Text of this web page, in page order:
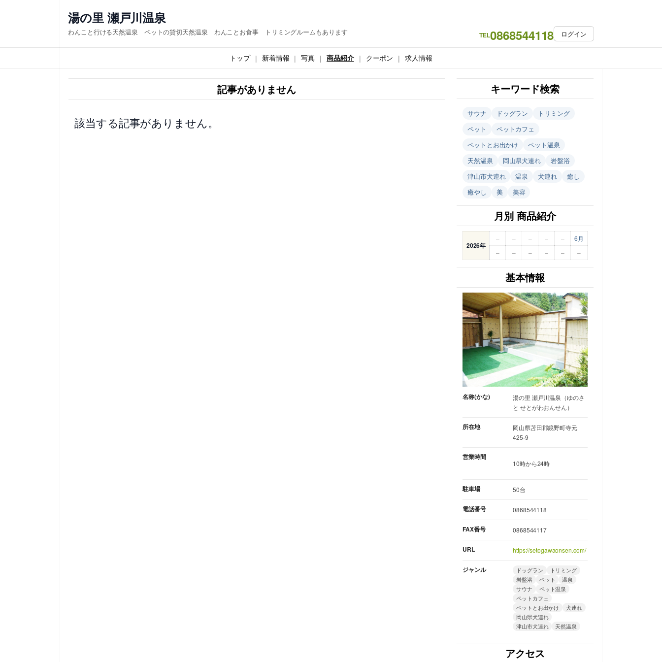
ス
キ
湯の里 瀬戸川温泉
わんこと行ける天然温泉 ペットの貸切天然温泉 わんことお食事 トリミングルームもあります TEL0868544118 ログイン
トップ 新着情報 写真 商品紹介 クーポン 求人情報
記事がありません
該当する記事がありません。
キーワード検索
サウナ ドッグラン
トリミング
ペット
ペットカフェ
ペットとお出かけ
ペット温泉
天然温泉
岡山県犬連れ
岩盤浴
津山市犬連れ
温泉 犬連れ
癒し
癒やし
美 美容
月別 商品紹介
2026年
– – – – –
6月
–
– – – – –
基本情報
名称(かな)
湯の里 瀬戸川温泉（ゆのさ
と せとがわおんせん）
所在地
岡山県苫田郡鏡野町寺元
425-9
営業時間
10時から24時
駐車場 50台
電話番号 0868544118
FAX番号 0868544117
URL https://setogawaonsen.com/
ジャンル ドッグラン
トリミング
岩盤浴
ペット
温泉
サウナ
ペット温泉
ペットカフェ
ペットとお出かけ
犬連れ
岡山県犬連れ
津山市犬連れ
天然温泉
アクセス